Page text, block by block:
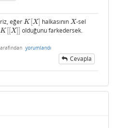
eğerK [X]
K[X] halkasınınX
X -sel
K [[X]]
K[[ ]] olduğunu farkedersek.
yorumlandı
Cevapla